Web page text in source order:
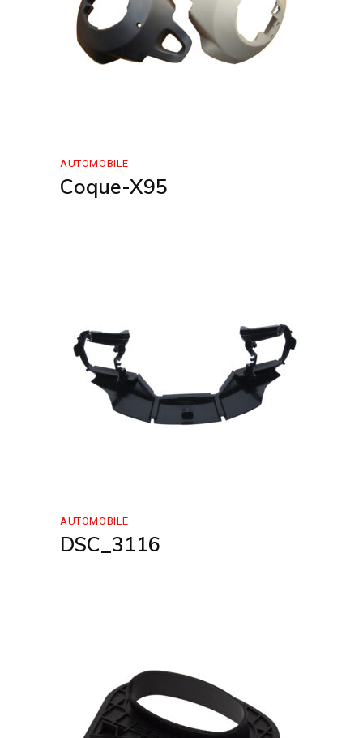
AUTOMOBILE
Coque-X95
AUTOMOBILE
DSC_3116